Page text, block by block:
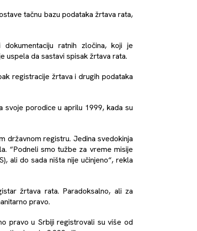
tačnu bazu podataka žrtava rata,
ratnih zločina, koji je
uspela da sastavi spisak žrtava rata.
registracije žrtava i drugih podataka
svoje porodice u aprilu 1999, kada su
državnom registru. Jedina svedokinja
“Podneli smo tužbe za vreme misije
ali do sada ništa nije učinjeno“, rekla
žrtava rata. Paradoksalno, ali za
pravo.
pravo u Srbiji registrovali su više od